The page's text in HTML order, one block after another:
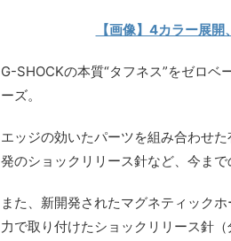
【画像】4カラー展
G-SHOCKの本質“タフネス”をゼロベ
ーズ。
エッジの効いたパーツを組み合わせ
発のショックリリース針など、今ま
また、新開発されたマグネティック
力で取り付けたショックリリース針